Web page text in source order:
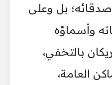
بل وعلى
وأسماؤه
بالتخفي،
العامة،